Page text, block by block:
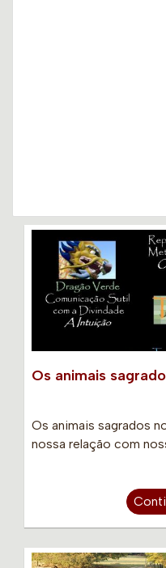
Os animais
Os animais sagrados
nossa relação com